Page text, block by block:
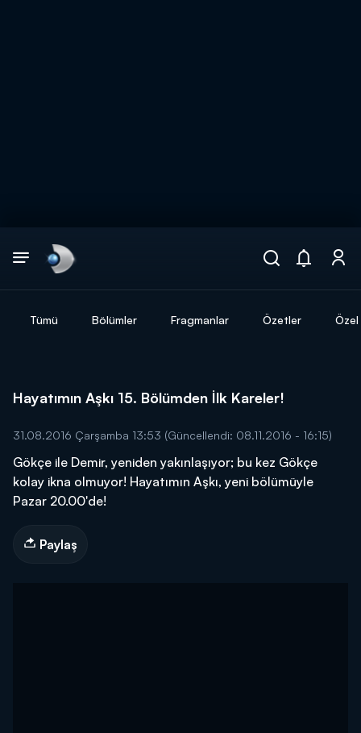
Tümü Bölümler Fragmanlar Özetler
Hayatımın Aşkı 15. Bölümden İlk Kareler!
31.08.2016 Çarşamba 13:53 (Güncellendi: 08.11.2016 - 16:15)
Gökçe ile Demir, yeniden yakınlaşıyor; bu kez Gökçe
kolay ikna olmuyor! Hayatımın Aşkı, yeni bölümüyle
Pazar 20.00'de!
Paylaş